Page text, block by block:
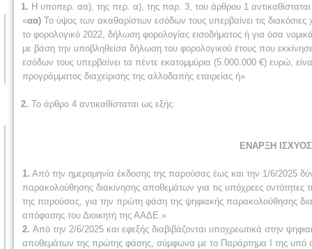
1. Η υποπερ. αα), της περ. α), της παρ. 3, του άρθρου 1
«αα) Το ύψος των ακαθαρίστων εσόδων τους υπερβαίνει τις
το φορολογικό 2022, δήλωση φορολογίας εισοδήματος ή για όσα
με βάση την υποβληθείσα δήλωση του φορολογικού έτους που
εσόδων τους υπερβαίνει τα πέντε εκατομμύρια (5.000.000 €) ευρώ,
προγράμματος διαχείρισης της αλλοδαπής εταιρείας ή»
2. Το άρθρο 4 αντικαθίσταται ως εξής:
ΕΝΑΡΞΗ
1. Από την ημερομηνία έκδοσης της παρούσας έως και την 1/6/2025
παρακολούθησης διακίνησης αποθεμάτων για τις υπόχρεες
της παρούσας, για την πρώτη φάση της ψηφιακής παρακολούθησης
απόφασης του Διοικητή της ΑΑΔΕ.»
2. Από την 2/6/2025 και εφεξής διαβιβάζονται υποχρεωτικά στην
αποθεμάτων της πρώτης φάσης, σύμφωνα με το Παράρτημα Ι της υπό